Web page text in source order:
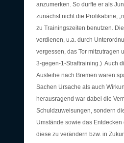
anzumerken. So durfte er als
zunächst nicht die Profikabine,
zu Trainingszeiten benutzen.
verdienen, u.a. durch
vergessen, das Tor mitzutragen
3-gegen-1-Straftraining.) Auch
Ausleihe nach Bremen waren
Sachen Ursache als auch
herausragend war dabei die
Schuldzuweisungen, sondern
Umstände sowie das Entdecken
diese zu verändern bzw. in